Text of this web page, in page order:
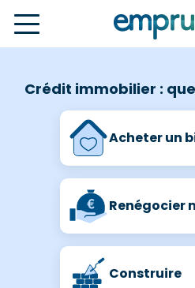
Crédit immobilier :
Acheter un
Renégocier
Construire